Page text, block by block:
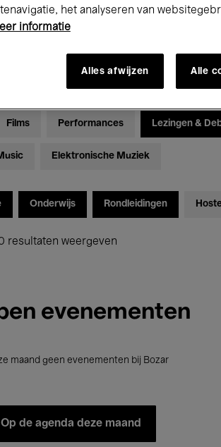
Films Performances Lezingen &
Elektronische Muziek
Onderwijs Rondleidingen
resultaten weergeven
evenementen
maand geen evenementen bij Bozar
Op de agenda deze maand
het analyseren van
informatie
Alles afwijzen Alle